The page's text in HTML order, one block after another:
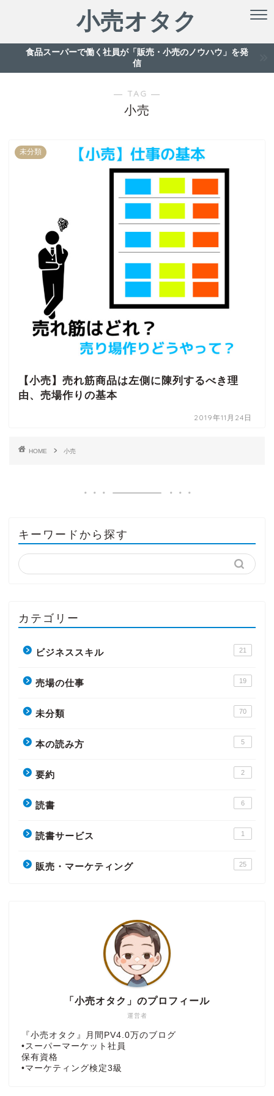
小売オタク
食品スーパーで働く社員が「販売・小売のノウハウ」を発
信
― TAG ―
小売
未分類
【小売】売れ筋商品は左側に陳列するべき理
由、売場作りの基本
2019年11月24日
HOME 小売
キーワードから探す
カテゴリー
ビジネススキル 21
売場の仕事 19
未分類 70
本の読み方 5
要約 2
読書 6
読書サービス 1
販売・マーケティング 25
運営者
「小売オタク」のプロフィール
『小売オタク』月間PV4.0万のブログ
•スーパーマーケット社員
保有資格
•マーケティング検定3級